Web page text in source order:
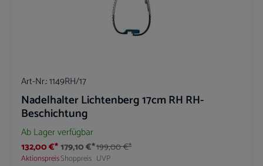
Art-Nr.:1149RH/17
Nadelhalter Lichtenberg 17cm RH RH-
Beschichtung
Ab Lager verfügbar
132,00 €*
Aktionspreis
179,10 €*
Shoppreis
199,00 €*
UVP